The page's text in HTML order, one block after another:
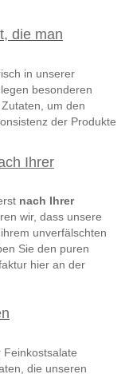
die man
in unserer
besonderen
um den
der Produkte
Ihrer
nach Ihrer
wir, dass unsere
unverfälschten
Sie den puren
hier an der
die unseren